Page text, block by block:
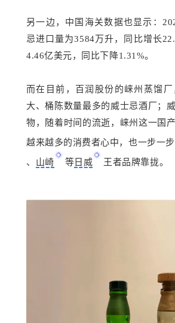
另一边，中国海关数据也显示：
忌进口量为3584万升，同比增长
4.46亿美元，同比下降1.31%。
而在目前，百润股份的崃州蒸馏
大、桶陈数量最多的威士忌酒厂；
物，随着时间的流逝，崃州这一国
越来越多的消费者心中，也一步一
、 山崎 等日威 王者品牌靠拢。